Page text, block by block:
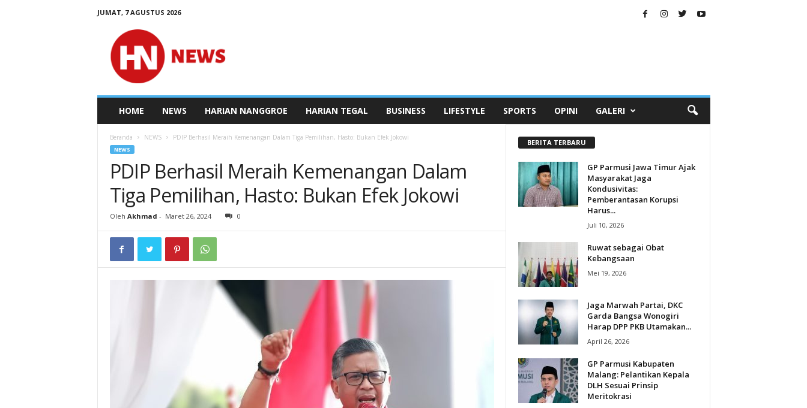
JUMAT, 7 AGUSTUS 2026
k
HOME NEWS HARIAN NANGGROE HARIAN TEGAL BUSINESS LIFESTYLE SPORTS OPINI GALERI
Beranda NEWS PDIP Berhasil Meraih Kemenangan Dalam Tiga Pemilihan, Hasto: Bukan Efek Jokowi
NEWS
PDIP Berhasil Meraih Kemenangan Dalam
Tiga Pemilihan, Hasto: Bukan Efek Jokowi
Oleh Akhmad - Maret 26, 2024 0
BERITA TERBARU
GP Parmusi Jawa Timur Ajak
Masyarakat Jaga
Kondusivitas:
Pemberantasan Korupsi
Harus...
Juli 10, 2026
Ruwat sebagai Obat
Kebangsaan
Mei 19, 2026
Jaga Marwah Partai, DKC
Garda Bangsa Wonogiri
Harap DPP PKB Utamakan...
April 26, 2026
GP Parmusi Kabupaten
Malang: Pelantikan Kepala
DLH Sesuai Prinsip
Meritokrasi